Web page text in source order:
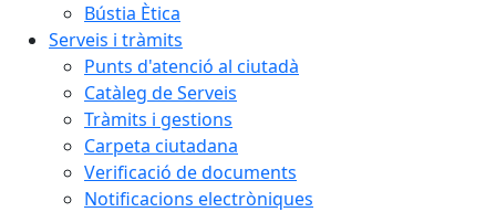
Bústia Ètica
Serveis i tràmits
Punts d'atenció al ciutadà
Catàleg de Serveis
Tràmits i gestions
Carpeta ciutadana
Verificació de documents
Notificacions electròniques